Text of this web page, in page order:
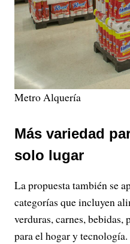
Metro Alquería
Más variedad
solo lugar
La propuesta también se
categorías que incluyen
verduras, carnes, bebidas,
para el hogar y tecnología.